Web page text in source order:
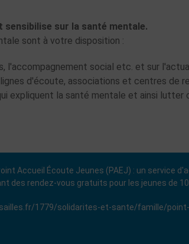
sur la santé mentale.
sont à votre disposition :
l'accompagnement social etc. et sur
d'écoute, associations et centres de
expliquent la santé mentale et ainsi
Accueil Écoute Jeunes (PAEJ) : un service
des rendez-vous gratuits pour les jeunes de
1779/solidarites-et-sante/famille/